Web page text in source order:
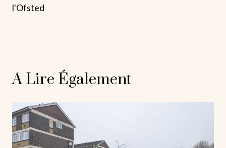
l'Ofsted
A Lire Également